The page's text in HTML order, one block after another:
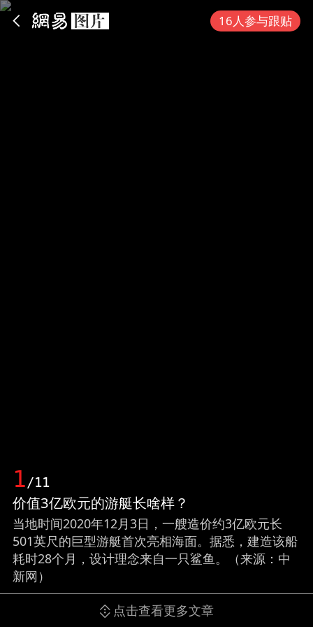
16人参与跟贴
1/11
价值3亿欧元的游艇长啥样？
当地时间2020年12月3日，一艘造价约3亿欧元长
501英尺的巨型游艇首次亮相海面。据悉，建造该船
耗时28个月，设计理念来自一只鲨鱼。（来源：中
新网）
点击查看更多文章
App内打开